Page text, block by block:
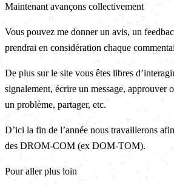
Maintenant avançons collectivement
Vous pouvez me donner un avis, un
prendrai en considération chaque
De plus sur le site vous êtes libres
signalement, écrire un message, approuver
un problème, partager, etc.
D’ici la fin de l’année nous travaillerons
des DROM-COM (ex DOM‑TOM).
Pour aller plus loin